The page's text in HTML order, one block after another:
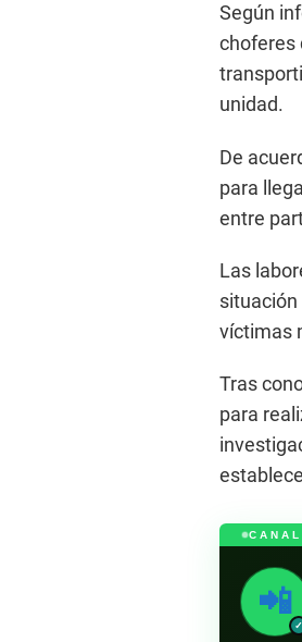
Según
choferes
unidad.
De
para
entre
Las
víctimas
Tras
para
📲
✓